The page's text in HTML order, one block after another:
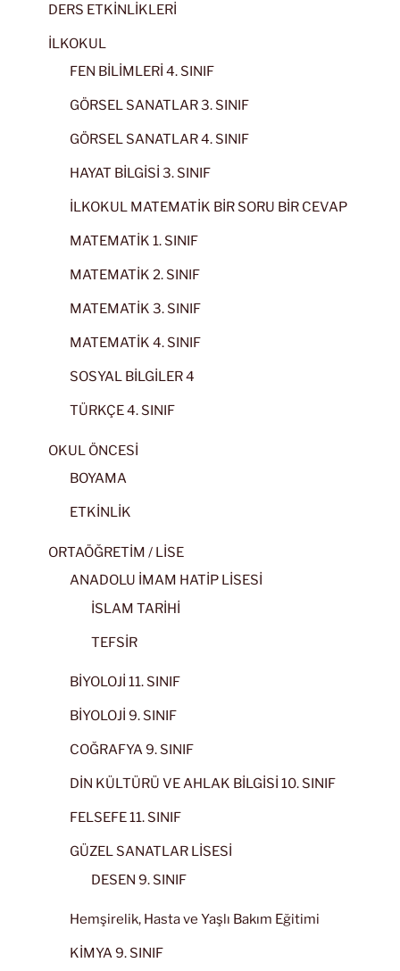
DERS ETKİNLİKLERİ
İLKOKUL
FEN BİLİMLERİ 4. SINIF
GÖRSEL SANATLAR 3. SINIF
GÖRSEL SANATLAR 4. SINIF
HAYAT BİLGİSİ 3. SINIF
İLKOKUL MATEMATİK BİR SORU BİR CEVAP
MATEMATİK 1. SINIF
MATEMATİK 2. SINIF
MATEMATİK 3. SINIF
MATEMATİK 4. SINIF
SOSYAL BİLGİLER 4
TÜRKÇE 4. SINIF
OKUL ÖNCESİ
BOYAMA
ETKİNLİK
ORTAÖĞRETİM / LİSE
ANADOLU İMAM HATİP LİSESİ
İSLAM TARİHİ
TEFSİR
BİYOLOJİ 11. SINIF
BİYOLOJİ 9. SINIF
COĞRAFYA 9. SINIF
DİN KÜLTÜRÜ VE AHLAK BİLGİSİ 10. SINIF
FELSEFE 11. SINIF
GÜZEL SANATLAR LİSESİ
DESEN 9. SINIF
Hemşirelik, Hasta ve Yaşlı Bakım Eğitimi
KİMYA 9. SINIF